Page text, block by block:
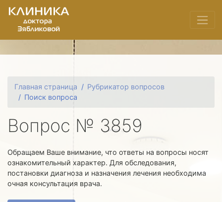
Главная страница
Рубрикатор вопросов
Поиск вопроса
Вопрос № 3859
Обращаем Ваше внимание, что ответы на вопросы носят
ознакомительный характер. Для обследования,
постановки диагноза и назначения лечения необходима
очная консультация врача.